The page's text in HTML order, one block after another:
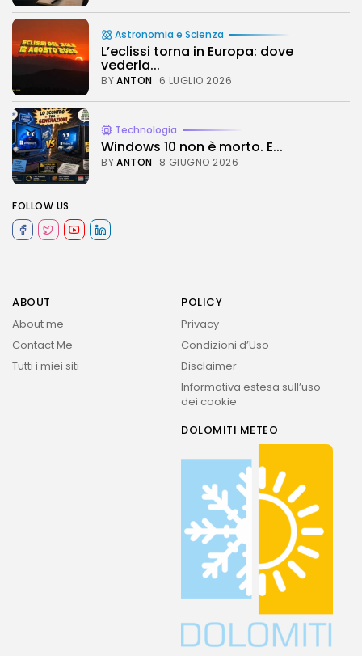
Astronomia e Scienza
L’eclissi torna in Europa: dove
vederla...
BYANTON 6 LUGLIO 2026
Technologia
Windows 10 non è morto. E...
BYANTON 8 GIUGNO 2026
FOLLOW US
ABOUT
About me
Contact Me
Tutti i miei siti
POLICY
Privacy
Condizioni d’Uso
Disclaimer
Informativa estesa sull’uso
dei cookie
DOLOMITI METEO